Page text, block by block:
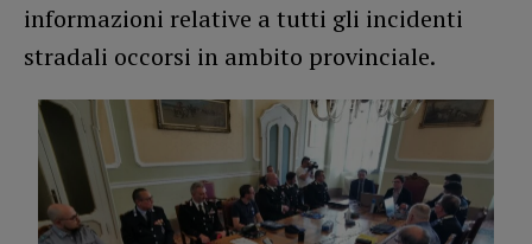
informazioni relative a tutti gli incidenti
stradali occorsi in ambito provinciale.